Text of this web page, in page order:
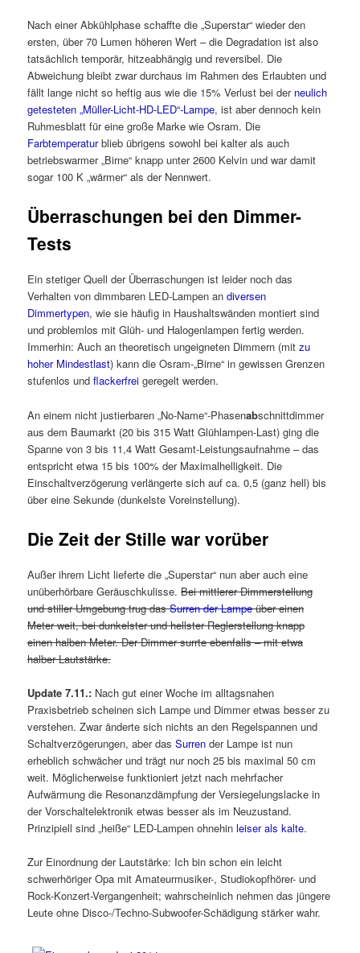
Nach einer Abkühlphase schaffte die „Superstar“ wieder den
ersten, über 70 Lumen höheren Wert – die Degradation ist also
tatsächlich temporär, hitzeabhängig und reversibel. Die
Abweichung bleibt zwar durchaus im Rahmen des Erlaubten und
fällt lange nicht so heftig aus wie die 15% Verlust bei der neulich
getesteten „Müller-Licht-HD-LED“-Lampe, ist aber dennoch kein
Ruhmesblatt für eine große Marke wie Osram. Die
Farbtemperaturblieb übrigens sowohl bei kalter als auch
betriebswarmer „Birne“ knapp unter 2600 Kelvin und war damit
sogar 100 K „wärmer“ als der Nennwert.
Überraschungen bei den Dimmer-
Tests
Ein stetiger Quell der Überraschungen ist leider noch das
Verhalten von dimmbaren LED-Lampen andiversen
Dimmertypen, wie sie häufig in Haushaltswänden montiert sind
und problemlos mit Glüh- und Halogenlampen fertig werden.
Immerhin: Auch an theoretisch ungeigneten Dimmern (mitzu
hoher Mindestlast) kann die Osram-„Birne“ in gewissen Grenzen
stufenlos undflackerfrei geregelt werden.
An einem nicht justierbaren „No-Name“-Phasenabschnittdimmer
aus dem Baumarkt (20 bis 315 Watt Glühlampen-Last) ging die
Spanne von 3 bis 11,4 Watt Gesamt-Leistungsaufnahme – das
entspricht etwa 15 bis 100% der Maximalhelligkeit. Die
Einschaltverzögerung verlängerte sich auf ca. 0,5 (ganz hell) bis
über eine Sekunde (dunkelste Voreinstellung).
Die Zeit der Stille war vorüber
Außer ihrem Licht lieferte die „Superstar“ nun aber auch eine
unüberhörbare Geräuschkulisse.Bei mittlerer Dimmerstellung
und stiller Umgebung trug dasSurren der Lampeüber einen
Meter weit, bei dunkelster und hellster Reglerstellung knapp
einen halben Meter. Der Dimmer surrte ebenfalls – mit etwa
halber Lautstärke.
Update 7.11.: Nach gut einer Woche im alltagsnahen
Praxisbetrieb scheinen sich Lampe und Dimmer etwas besser zu
verstehen. Zwar änderte sich nichts an den Regelspannen und
Schaltverzögerungen, aber dasSurren der Lampe ist nun
erheblich schwächer und trägt nur noch 25 bis maximal 50 cm
weit. Möglicherweise funktioniert jetzt nach mehrfacher
Aufwärmung die Resonanzdämpfung der Versiegelungslacke in
der Vorschaltelektronik etwas besser als im Neuzustand.
Prinzipiell sind „heiße“ LED-Lampen ohnehinleiser als kalte.
Zur Einordnung der Lautstärke: Ich bin schon ein leicht
schwerhöriger Opa mit Amateurmusiker-, Studiokopfhörer- und
Rock-Konzert-Vergangenheit; wahrscheinlich nehmen das jüngere
Leute ohne Disco-/Techno-Subwoofer-Schädigung stärker wahr.